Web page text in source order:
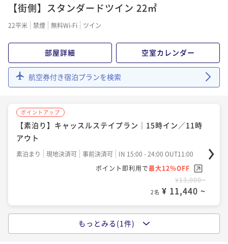
【街側】スタンダードツイン 22㎡
22平米 禁煙 無料Wi-Fi ツイン
部屋詳細 空室カレンダー
航空券付き宿泊プランを検索
ポイントアップ
【素泊り】キャッスルステイプラン｜15時イン／11時
アウト
素泊まり 現地決済可 事前決済可
IN 15:00 - 24:00 OUT11:00
ポイント即利用で最大12％OFF
¥13,000~
2名 ¥ 11,440 ~
【朝食付】キャッスルステイプラン｜15時イン／11時
もっとみる(1件)